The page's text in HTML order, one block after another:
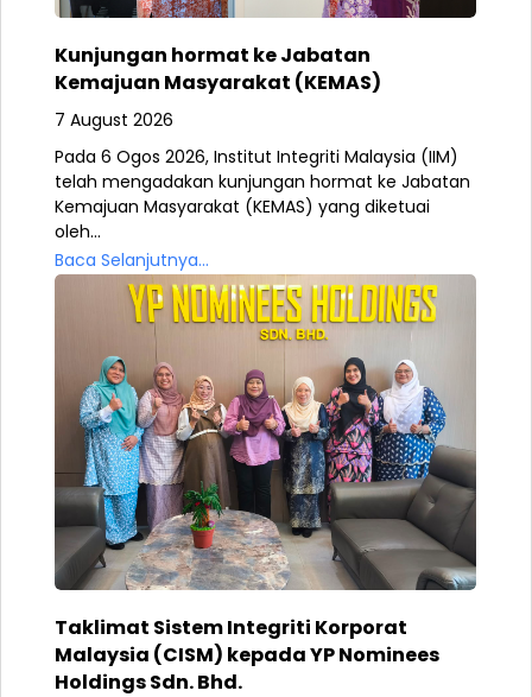
Kunjungan hormat ke Jabatan
Kemajuan Masyarakat (KEMAS)
7 August 2026
Pada 6 Ogos 2026, Institut Integriti Malaysia (IIM)
telah mengadakan kunjungan hormat ke Jabatan
Kemajuan Masyarakat (KEMAS) yang diketuai
oleh...
Baca Selanjutnya...
Taklimat Sistem Integriti Korporat
Malaysia (CISM) kepada YP Nominees
Holdings Sdn. Bhd.